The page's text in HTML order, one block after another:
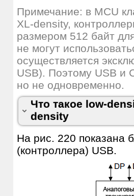
Примечание: в MCU
XL-density,
размером 512 байт
не могут
осуществляется
USB). Поэтому USB и
но не одновременно.
Что такое low-
density
На рис. 220 показана
(контроллера) USB.